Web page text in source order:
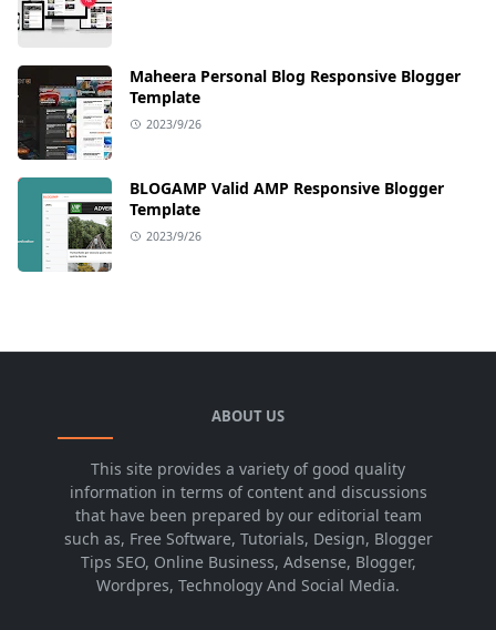
Maheera Personal Blog Responsive Blogger
Template
2023/9/26
BLOGAMP Valid AMP Responsive Blogger
Template
2023/9/26
ABOUT US
This site provides a variety of good quality
information in terms of content and discussions
that have been prepared by our editorial team
such as, Free Software, Tutorials, Design, Blogger
Tips SEO, Online Business, Adsense, Blogger,
Wordpres, Technology And Social Media.